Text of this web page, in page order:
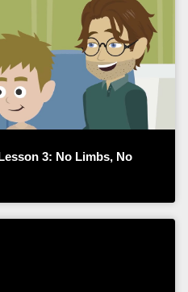
3: No Limbs, No